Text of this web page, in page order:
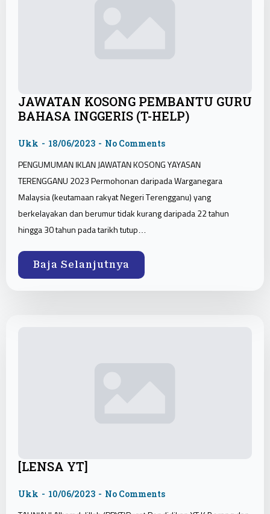
JAWATAN KOSONG PEMBANTU GURU
BAHASA INGGERIS (T-HELP)
Ukk 18/06/2023 No Comments
PENGUMUMAN IKLAN JAWATAN KOSONG YAYASAN
TERENGGANU 2023 Permohonan daripada Warganegara
Malaysia (keutamaan rakyat Negeri Terengganu) yang
berkelayakan dan berumur tidak kurang daripada 22 tahun
hingga 30 tahun pada tarikh tutup…
Baja Selanjutnya
[LENSA YT]
Ukk 10/06/2023 No Comments